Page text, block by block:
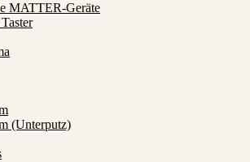
MATTER-Geräte
(Unterputz)